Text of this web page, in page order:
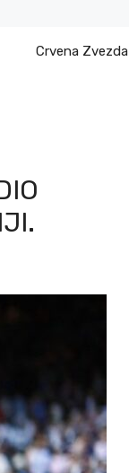
Crvena Zvezda